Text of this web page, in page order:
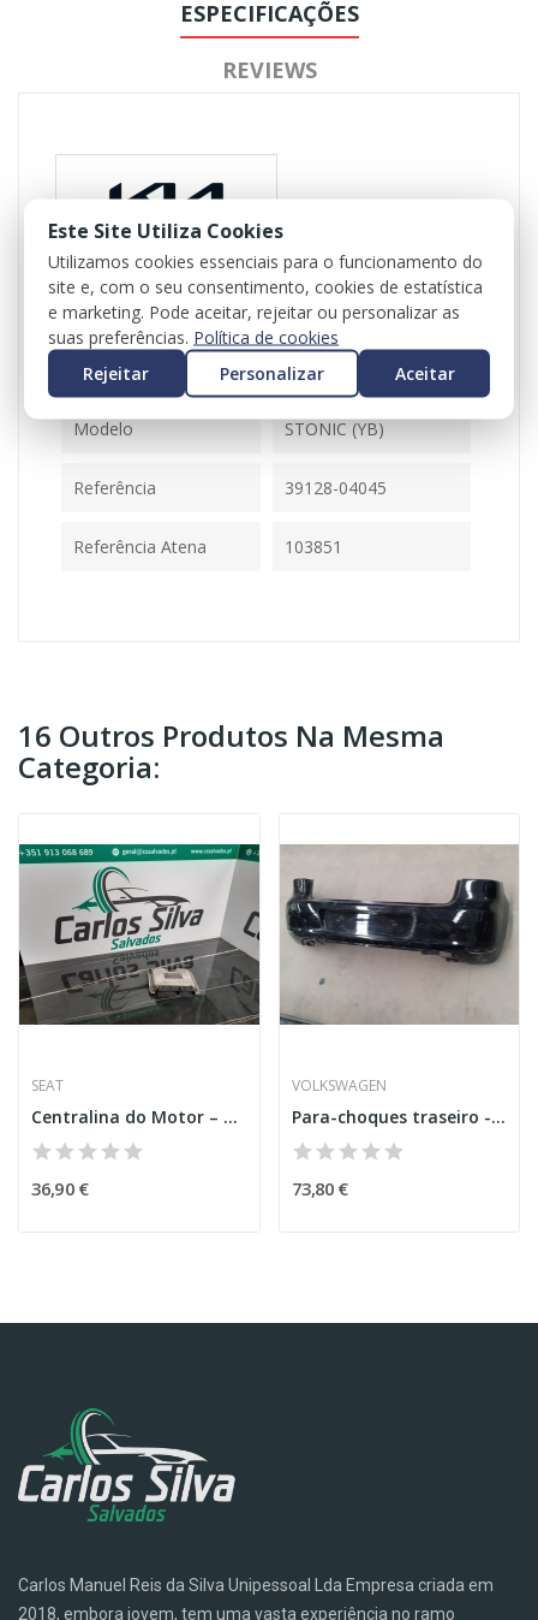
ESPECIFICAÇÕES
REVIEWS
Referência 103851
Disponível 1 Item
Ficha Informativa
Modelo STONIC (YB)
Referência 39128-04045
Referência Atena 103851
16 Outros Produtos Na Mesma
Categoria:
SEAT
Centralina do Motor – SEAT IBIZA III (6L1)
36,90 €
VOLKSWAGEN
Para-choques traseiro - Volkswagen Golf VI (5K1)
73,80 €
Carlos Manuel Reis da Silva Unipessoal Lda Empresa criada em
2018, embora jovem, tem uma vasta experiência no ramo
Este Site Utiliza Cookies
Utilizamos cookies essenciais para o funcionamento do
site e, com o seu consentimento, cookies de estatística
e marketing. Pode aceitar, rejeitar ou personalizar as
suas preferências. Política de cookies
Rejeitar
Personalizar Aceitar